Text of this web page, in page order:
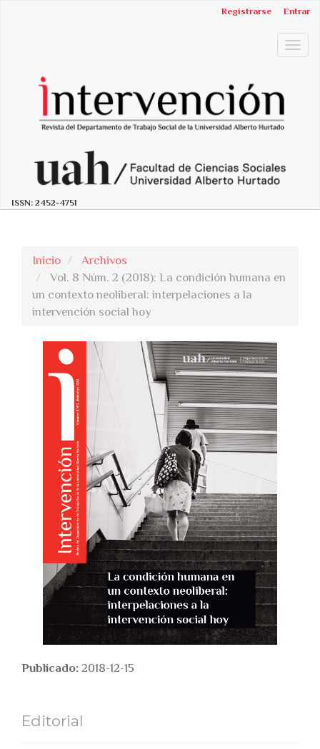
##plugins.themes.bootstrap3.accessible_menu.label##
Registrarse Entrar
ISSN: 2452-4751
Inicio
Archivos
Vol. 8 Núm. 2 (2018): La condición humana en
un contexto neoliberal: interpelaciones a la
intervención social hoy
Publicado: 2018-12-15
Editorial